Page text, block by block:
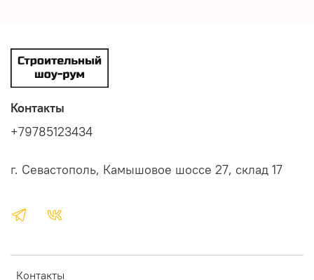
Контакты
Контакты
+79785123434
г. Севастополь, Камышовое шоссе 27, склад 17